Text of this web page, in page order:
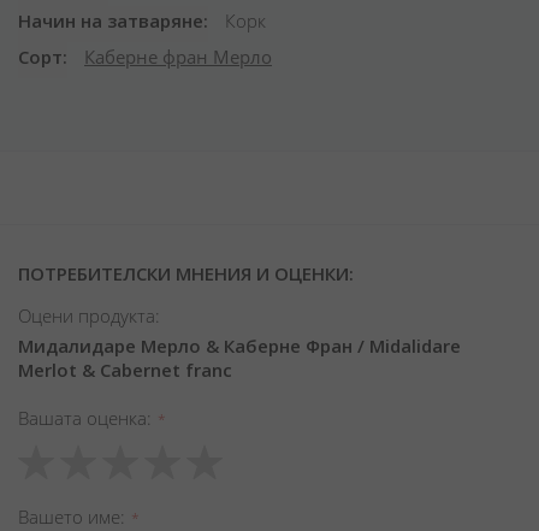
Начин на затваряне
Корк
Сорт
Каберне фран Мерло
ПОТРЕБИТЕЛСКИ МНЕНИЯ И ОЦЕНКИ:
Оцени продукта:
Мидалидаре Мерло & Каберне Фран / Midalidare
Merlot & Cabernet franc
Вашата оценка
star
stars
stars
stars
stars
Вашето име